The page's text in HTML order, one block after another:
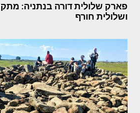
פארק שלולית דורה בנתניה:
ושלולית חורף